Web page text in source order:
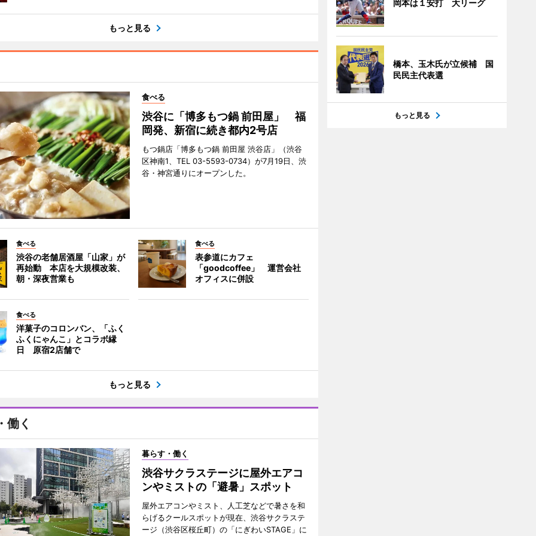
もっと見る
食べる
渋谷に「博多もつ鍋 前田屋」 福
岡発、新宿に続き都内2号店
もつ鍋店「博多もつ鍋 前田屋 渋谷店」（渋谷
区神南1、TEL 03-5593-0734）が7月19日、渋
谷・神宮通りにオープンした。
食べる
渋谷の老舗居酒屋「山家」が
再始動 本店を大規模改装、
朝・深夜営業も
食べる
表参道にカフェ
「goodcoffee」 運営会社
オフィスに併設
食べる
洋菓子のコロンバン、「ふく
ふくにゃんこ」とコラボ縁
日 原宿2店舗で
もっと見る
働く
暮らす・働く
渋谷サクラステージに屋外エアコ
ンやミストの「避暑」スポット
屋外エアコンやミスト、人工芝などで暑さを和
らげるクールスポットが現在、渋谷サクラステ
ージ（渋谷区桜丘町）の「にぎわいSTAGE」に
岡本は１安打 大リーグ
橋本、玉木氏が立候補 国
民民主代表選
もっと見る